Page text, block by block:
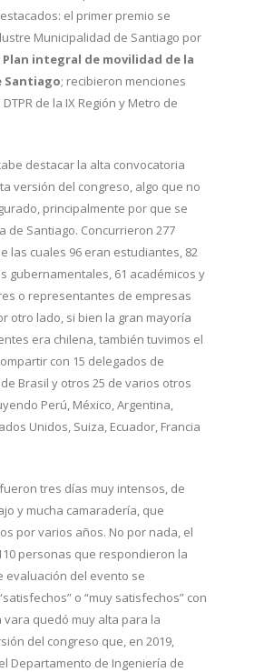
el primer premio se
Municipalidad de Santiago por
Plan integral de movilidad de la
Santiago; recibieron menciones
de la IX Región y Metro de
destacar la alta convocatoria
versión del congreso, algo que no
principalmente por que se
de Santiago. Concurrieron 277
las cuales 96 eran estudiantes, 82
gubernamentales, 61 académicos y
o representantes de empresas
otro lado, si bien la gran mayoría
era chilena, también tuvimos el
con 15 delegados de
Brasil y otros 25 de varios otros
Perú, México, Argentina,
Unidos, Suiza, Ecuador, Francia
tres días muy intensos, de
y mucha camaradería, que
por varios años. No por nada, el
personas que respondieron la
evaluación del evento se
o “muy satisfechos” con
vara quedó muy alta para la
del congreso que, en 2019,
Departamento de Ingeniería de